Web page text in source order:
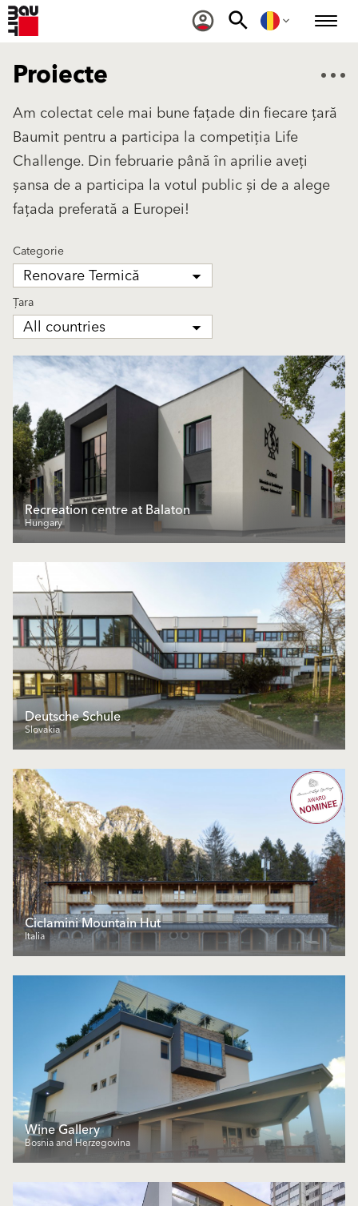
Proiecte
Am colectat cele mai bune fațade din fiecare țară
Baumit pentru a participa la competiția Life
Challenge. Din februarie până în aprilie aveți
șansa de a participa la votul public și de a alege
fațada preferată a Europei!
Categorie
Renovare Termică
Țara
All countries
Recreation centre at Balaton
Hungary
Deutsche Schule
Slovakia
Ciclamini Mountain Hut
Italia
Wine Gallery
Bosnia and Herzegovina